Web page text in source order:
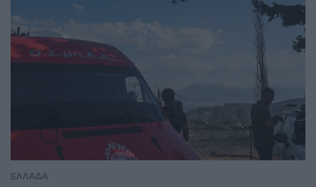
ΕΛΛΑΔΑ